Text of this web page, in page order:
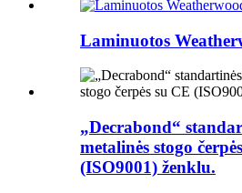
Laminuotos
„Decrabond“
metalinės stogo
(ISO9001) ženklu.